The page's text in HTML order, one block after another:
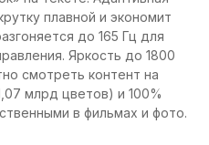
плавной и экономит
до 165 Гц для
Яркость до 1800
смотреть контент на
млрд цветов) и 100%
в фильмах и фото.